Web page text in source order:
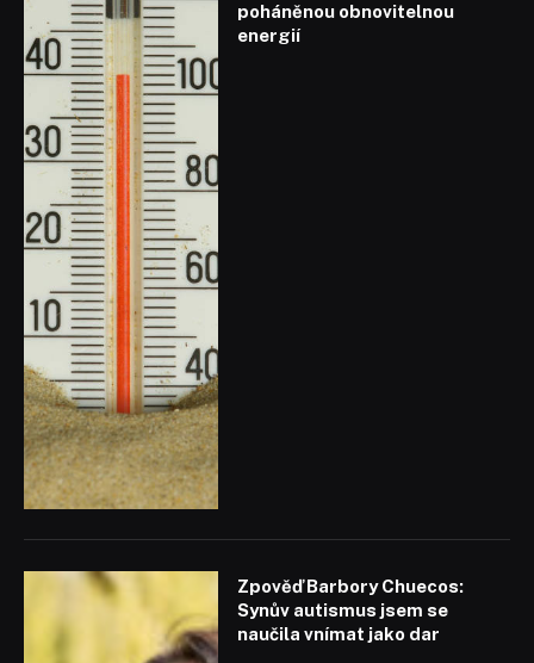
poháněnou obnovitelnou
energií
Zpověď Barbory Chuecos:
Synův autismus jsem se
naučila vnímat jako dar